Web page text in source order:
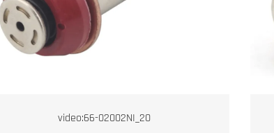
video:66-02002NI_20